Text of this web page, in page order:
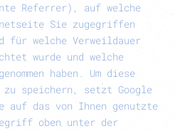
Referrer), auf welche
Sie zugegriffen
für welche Verweildauer
wurde und welche
haben. Um diese
zu speichern, setzt Google
auf das von Ihnen genutzte
oben unter der